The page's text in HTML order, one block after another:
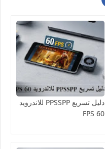
دليل تسريع PPSSPP للاندرويد
60 FPS